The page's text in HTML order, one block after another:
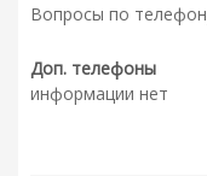
Вопросы по
Доп. телефоны
информации нет